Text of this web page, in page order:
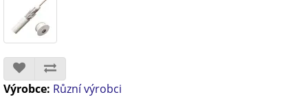
Výrobce: Různí výrobci